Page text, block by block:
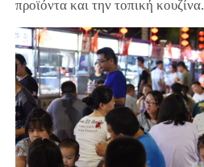
προϊόντα και την τοπική κουζίνα.